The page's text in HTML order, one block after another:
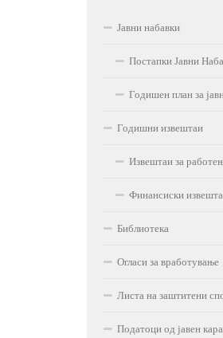
Јавни набавки
Постапки Јавни
Годишен план за
Годишни извештаи
Извештаи за
Финансиски
Библиотека
Огласи за вработување
Листа на заштитени
Податоци од јавен